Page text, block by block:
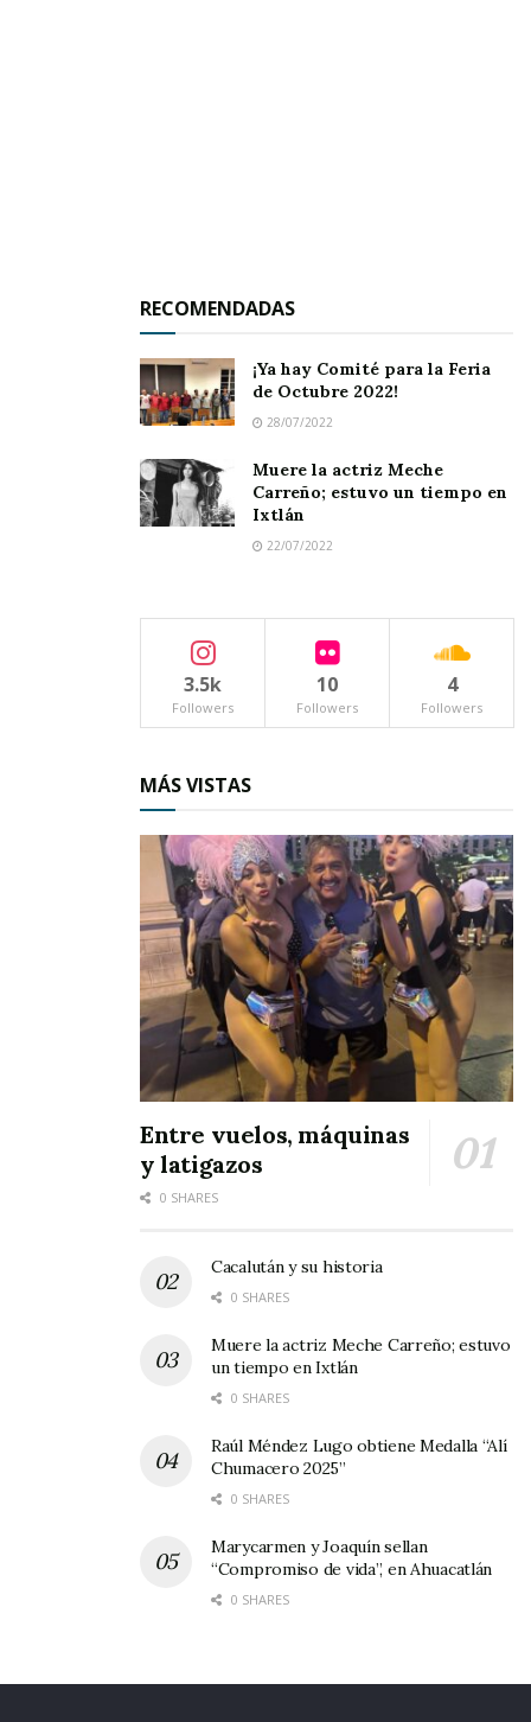
RECOMENDADAS
¡Ya hay Comité para la Feria
de Octubre 2022!
28/07/2022
Muere la actriz Meche
Carreño; estuvo un tiempo en
Ixtlán
22/07/2022
3.5k
Followers
10
Followers
4
Followers
MÁS VISTAS
Entre vuelos, máquinas
y latigazos
0 SHARES
Cacalután y su historia
0 SHARES
Muere la actriz Meche Carreño; estuvo
un tiempo en Ixtlán
0 SHARES
Raúl Méndez Lugo obtiene Medalla “Alí
Chumacero 2025”
0 SHARES
Marycarmen y Joaquín sellan
“Compromiso de vida”, en Ahuacatlán
0 SHARES